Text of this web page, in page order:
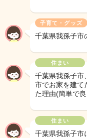
子育て・グッズ
千葉県我孫子市
住まい
千葉県我孫子市
市でお家を建て
た理由(簡単で
住まい
千葉県我孫子市